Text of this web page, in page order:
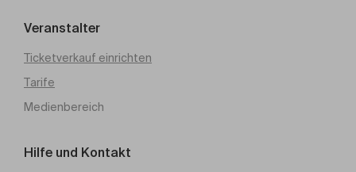
Veranstalter
Ticketverkauf einrichten
Tarife
Medienbereich
Hilfe und Kontakt